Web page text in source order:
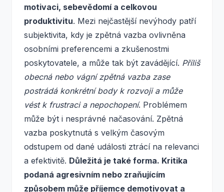
motivaci, sebevědomí a celkovou
produktivitu. Mezi nejčastější nevýhody patří
subjektivita, kdy je zpětná vazba ovlivněna
osobními preferencemi a zkušenostmi
poskytovatele, a může tak být zavádějící. Příliš
obecná nebo vágní zpětná vazba zase
postrádá konkrétní body k rozvoji a může
vést k frustraci a nepochopení. Problémem
může být i nesprávné načasování. Zpětná
vazba poskytnutá s velkým časovým
odstupem od dané události ztrácí na relevanci
a efektivitě. Důležitá je také forma. Kritika
podaná agresivním nebo zraňujícím
způsobem může příjemce demotivovat a